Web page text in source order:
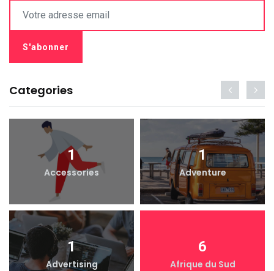
Categories
1
Accessories
1
Adventure
1
Advertising
6
Afrique du Sud